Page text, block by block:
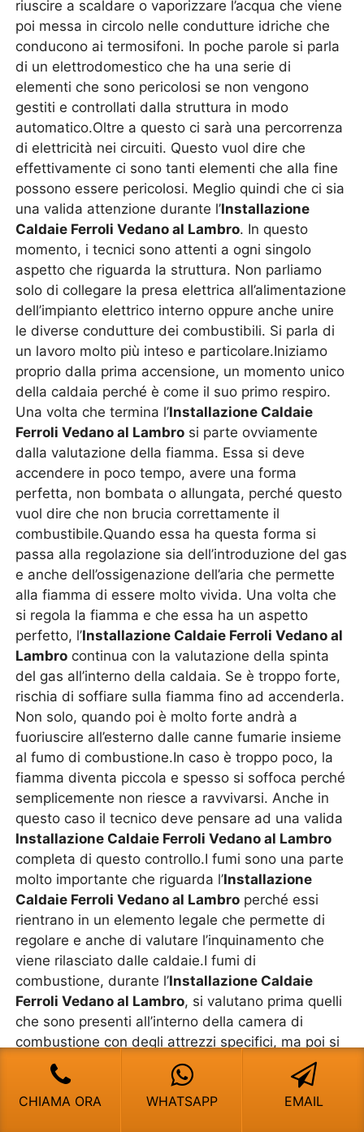
riuscire a scaldare o vaporizzare l’acqua che viene
poi messa in circolo nelle condutture idriche che
conducono ai termosifoni. In poche parole si parla
di un elettrodomestico che ha una serie di
elementi che sono pericolosi se non vengono
gestiti e controllati dalla struttura in modo
automatico.Oltre a questo ci sarà una percorrenza
di elettricità nei circuiti. Questo vuol dire che
effettivamente ci sono tanti elementi che alla fine
possono essere pericolosi. Meglio quindi che ci sia
una valida attenzione durante l’Installazione
Caldaie Ferroli Vedano al Lambro. In questo
momento, i tecnici sono attenti a ogni singolo
aspetto che riguarda la struttura. Non parliamo
solo di collegare la presa elettrica all’alimentazione
dell’impianto elettrico interno oppure anche unire
le diverse condutture dei combustibili. Si parla di
un lavoro molto più inteso e particolare.Iniziamo
proprio dalla prima accensione, un momento unico
della caldaia perché è come il suo primo respiro.
Una volta che termina l’Installazione Caldaie
Ferroli Vedano al Lambro si parte ovviamente
dalla valutazione della fiamma. Essa si deve
accendere in poco tempo, avere una forma
perfetta, non bombata o allungata, perché questo
vuol dire che non brucia correttamente il
combustibile.Quando essa ha questa forma si
passa alla regolazione sia dell’introduzione del gas
e anche dell’ossigenazione dell’aria che permette
alla fiamma di essere molto vivida. Una volta che
si regola la fiamma e che essa ha un aspetto
perfetto, l’Installazione Caldaie Ferroli Vedano al
Lambro continua con la valutazione della spinta
del gas all’interno della caldaia. Se è troppo forte,
rischia di soffiare sulla fiamma fino ad accenderla.
Non solo, quando poi è molto forte andrà a
fuoriuscire all’esterno dalle canne fumarie insieme
al fumo di combustione.In caso è troppo poco, la
fiamma diventa piccola e spesso si soffoca perché
semplicemente non riesce a ravvivarsi. Anche in
questo caso il tecnico deve pensare ad una valida
Installazione Caldaie Ferroli Vedano al Lambro
completa di questo controllo.I fumi sono una parte
molto importante che riguarda l’Installazione
Caldaie Ferroli Vedano al Lambro perché essi
rientrano in un elemento legale che permette di
regolare e anche di valutare l’inquinamento che
viene rilasciato dalle caldaie.I fumi di
combustione, durante l’Installazione Caldaie
Ferroli Vedano al Lambro, si valutano prima quelli
che sono presenti all’interno della camera di
combustione con degli attrezzi specifici, ma poi si
esegue un’altra analisi dei fumi per quelli che
escono fuori dalle canne fumarie. Esse non
devono contenere una grande quantità di anidride
CHIAMA ORA WHATSAPP EMAIL